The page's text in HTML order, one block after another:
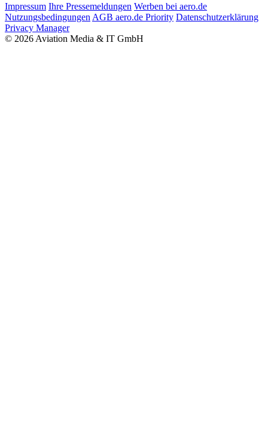
Impressum Ihre Pressemeldungen Werben bei aero.de
Nutzungsbedingungen AGB aero.de Priority Datenschutzerklärung
Privacy Manager
© 2026 Aviation Media & IT GmbH